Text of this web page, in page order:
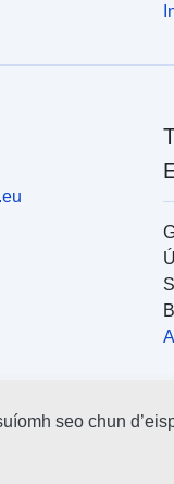
seo chun